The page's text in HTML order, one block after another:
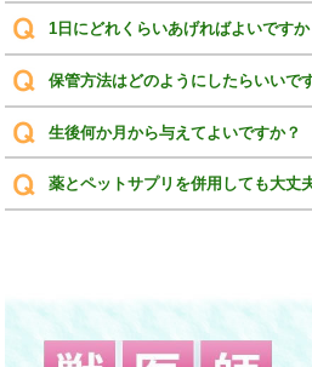
1日にどれくらいあげればよいですか
保管方法はどのようにしたらいいで
生後何か月から与えてよいですか？
薬とペットサプリを併用しても大丈